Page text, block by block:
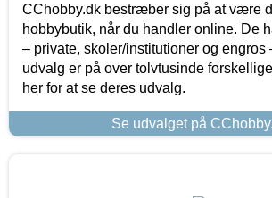
CChobby.dk bestræber sig på at være
hobbybutik, når du handler online. De
– private, skoler/institutioner og engros
udvalg er på over tolvtusinde
her for at se deres udvalg.
Se udvalget på